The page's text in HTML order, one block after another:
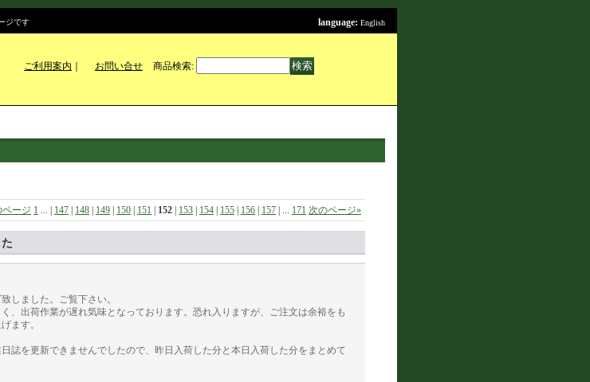
language: English
ジです
ご利用案内 お問い合せ 商品検索:
ページ 1 ... 147 148 149 150 151 152 153 154 155 156 157 ... 171 次のページ»
しました。ご覧下さい。
、出荷作業が遅れ気味となっております。恐れ入りますが、ご注文は余裕をも
ます。
誌を更新できませんでしたので、昨日入荷した分と本日入荷した分をまとめて